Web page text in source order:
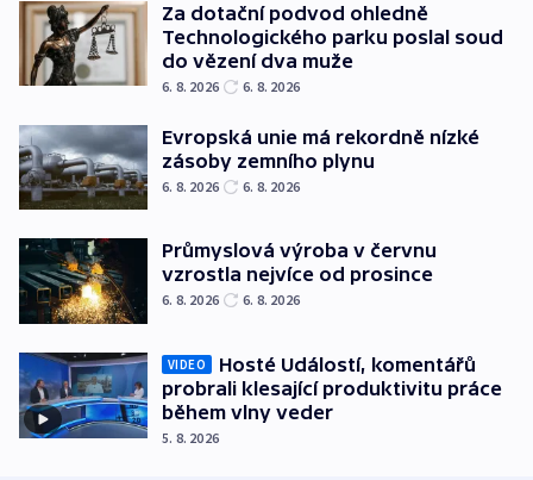
Za dotační podvod ohledně
Technologického parku poslal soud
do vězení dva muže
6. 8. 2026 6. 8. 2026
Evropská unie má rekordně nízké
zásoby zemního plynu
6. 8. 2026 6. 8. 2026
Průmyslová výroba v červnu
vzrostla nejvíce od prosince
6. 8. 2026 6. 8. 2026
VIDEO
Hosté Událostí, komentářů
probrali klesající produktivitu práce
během vlny veder
5. 8. 2026